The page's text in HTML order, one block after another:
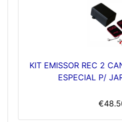
KIT EMISSOR REC 2
ESPECIAL P/